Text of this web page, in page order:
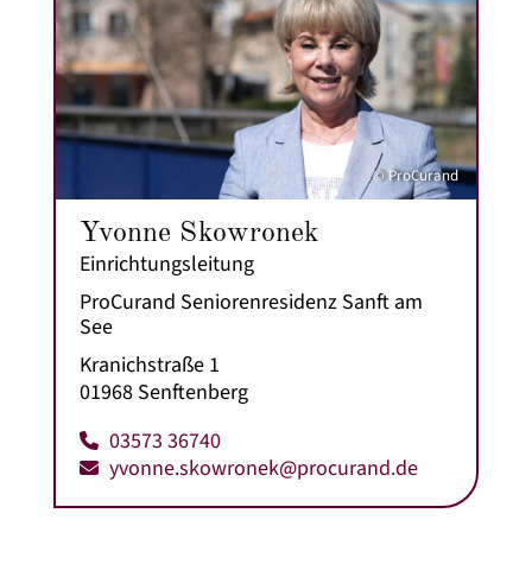
© ProCurand
Yvonne Skowronek
Einrichtungsleitung
ProCurand Seniorenresidenz Sanft am
See
Kranichstraße 1
01968 Senftenberg
03573 36740
yvonne.skowronek@procurand.de